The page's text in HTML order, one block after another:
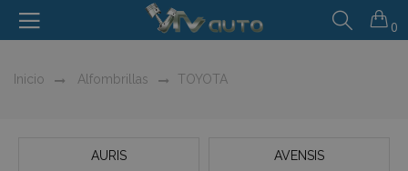
0
Inicio Alfombrillas TOYOTA
AURIS AVENSIS